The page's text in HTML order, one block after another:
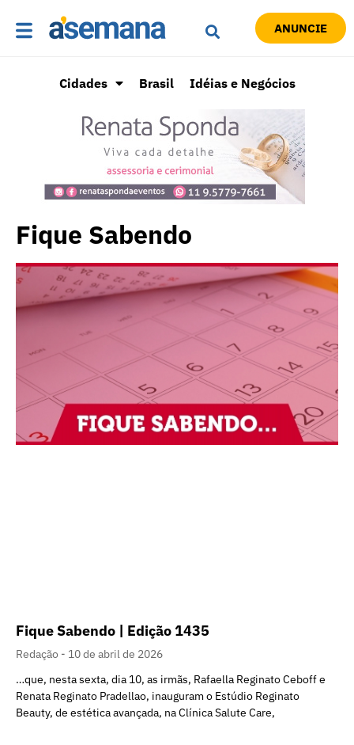
ANUNCIE
Cidades Brasil Idéias e Negócios
Fique Sabendo
Fique Sabendo | Edição 1435
Redação
10 de abril de 2026
…que, nesta sexta, dia 10, as irmãs, Rafaella Reginato Ceboff e
Renata Reginato Pradellao, inauguram o Estúdio Reginato
Beauty, de estética avançada, na Clínica Salute Care,